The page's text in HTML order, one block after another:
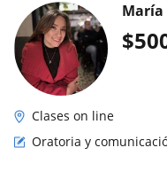
$
María
Clases on line
Oratoria y